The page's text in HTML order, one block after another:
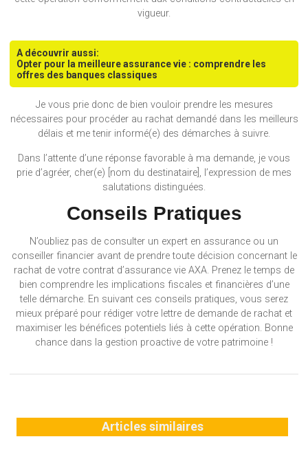
vigueur.
A découvrir aussi:
Opter pour la meilleure assurance vie : comprendre les
offres des banques classiques
Je vous prie donc de bien vouloir prendre les mesures
nécessaires pour procéder au rachat demandé dans les meilleurs
délais et me tenir informé(e) des démarches à suivre.
Dans l’attente d’une réponse favorable à ma demande, je vous
prie d’agréer, cher(e) [nom du destinataire], l’expression de mes
salutations distinguées.
Conseils Pratiques
N’oubliez pas de consulter un expert en assurance ou un
conseiller financier avant de prendre toute décision concernant le
rachat de votre contrat d’assurance vie AXA. Prenez le temps de
bien comprendre les implications fiscales et financières d’une
telle démarche. En suivant ces conseils pratiques, vous serez
mieux préparé pour rédiger votre lettre de demande de rachat et
maximiser les bénéfices potentiels liés à cette opération. Bonne
chance dans la gestion proactive de votre patrimoine !
Articles similaires